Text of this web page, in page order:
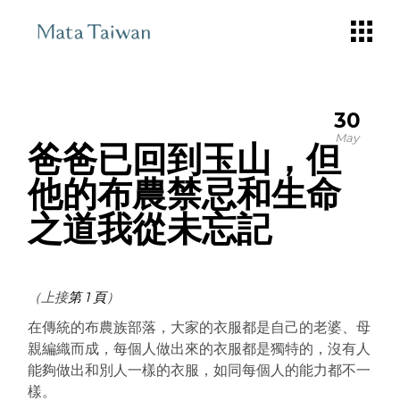
30
May
爸爸已回到玉山，但
他的布農禁忌和生命
之道我從未忘記
（上接第 1 頁）
在傳統的布農族部落，大家的衣服都是自己的老婆、母
親編織而成，每個人做出來的衣服都是獨特的，沒有人
能夠做出和別人一樣的衣服，如同每個人的能力都不一
樣。